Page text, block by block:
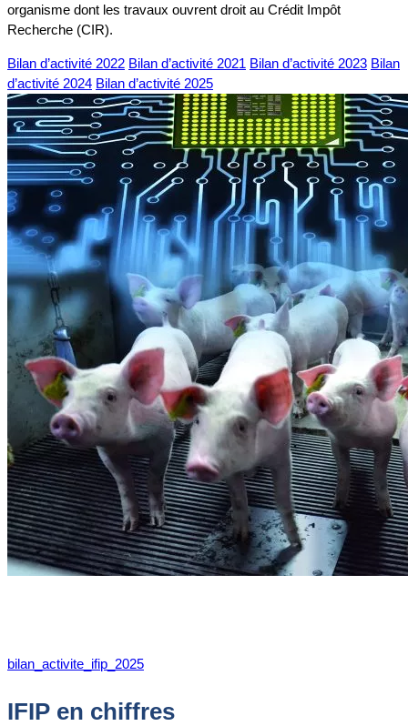
organisme dont les travaux ouvrent droit au Crédit Impôt
Recherche (CIR).
Bilan d’activité 2022 Bilan d’activité 2021 Bilan d’activité 2023 Bilan
d’activité 2024 Bilan d’activité 2025
bilan_activite_ifip_2025
IFIP en chiffres